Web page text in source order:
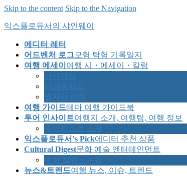
Skip to the content Skip to the Navigation
익스플로듀서의 샤인웨이
에디터 레터
어드벤처 로그모험 탐험 기록일지
여행 에세이 여행 시・에세이・칼럼
난시감성
난감픽처스
별자리 여행
여행 가이드테마 여행 가이드북
투어 인사이트여행지 소개, 여행팁, 여행 정보
투어리스트 스팟
익스플로듀서’s Pick에디터 추천 상품
Cultural Digest문화 예술 엔터테인먼트
문화 칼럼・논평
뉴스&트렌드여행 뉴스, 이슈, 트렌드